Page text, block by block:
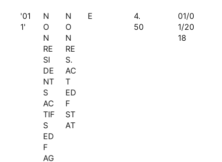
'01
1'
N
O
N
RE
SI
DE
NT
S
AC
TIF
S
ED
F
AG
N
O
N
RE
S.
AC
T
ED
F
ST
AT
E
4.
50
01/0
1/20
18